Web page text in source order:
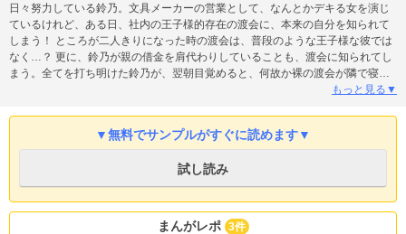
日々努力している鈴乃。文具メーカーの営業として、なんとかデキる女を演じ
ているけれど、ある日、社内の王子様的存在の渡会に、本来の自分を知られて
しまう！ ところが二人きりになった時の渡会は、普段のような王子様な彼では
なく…？ 更に、鈴乃が親の借金を肩代わりしていることも、渡会に知られてし
まう。全てを打ち明けた鈴乃が、翌朝目覚めると、何故か裸の渡会が隣で寝て
いて…!? (この作品は電子コミック誌comic Berry's Vol.95に収録されています。
もっと見る▼
▼無料でサンプルがすぐに読めます▼
試し読み
まんがレポ 3件